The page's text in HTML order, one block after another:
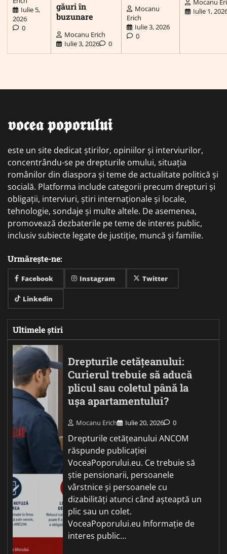
Iulie 5,
2026
0
găuri în
buzunare
Mocanu Erich
Iulie 3, 2026
0
Mocanu
Erich
Iulie 3, 2026
0
Mocanu
Iulie 1,
𝖛𝖔𝖈𝖊𝖆 𝖕𝖔𝖕𝖔𝖗𝖚𝖑𝖚𝖎
este un site dedicat știrilor, opiniilor și interviurilor,
concentrându-se pe drepturile omului, situația
românilor din diaspora și teme de actualitate politică și
socială. Platforma include categorii precum drepturi și
obligații, interviuri, știri internaționale și locale,
tehnologie, sondaje și multe altele. De asemenea,
promovează dezbaterile pe teme de interes public,
inclusiv subiecte legate de justiție, muncă și familie.
Urmărește-ne:
Facebook Instagram Twitter
Linkedin
Ultimele știri
Drepturile cetățeanului:
Curierul trebuie să aducă
plicul sau coletul până la
ușa apartamentului?
Mocanu Erich Iulie 20, 2026 0
Drepturile cetățeanului ANCOM
răspunde publicației
VoceaPoporului.eu. Ce trebuie să
știe pensionarii, persoanele
vârstnice și persoanele cu
dizabilități atunci când așteaptă un
plic sau un colet.
VoceaPoporului.eu Informație de
interes public…